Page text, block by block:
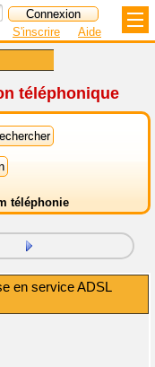
S'inscrire Aide
téléphonique
téléphonie
en service ADSL